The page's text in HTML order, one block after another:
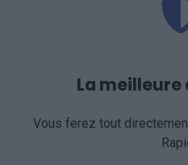
La
Vous ferez tout